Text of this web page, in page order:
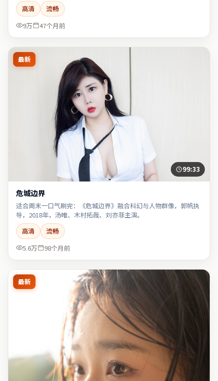
高清
流畅
9万
47个月前
最新
99:33
危城边界
适合周末一口气刷完：《危城边界》融合科幻与人物群像，郭帆执
导，2018年，汤唯、木村拓哉、刘亦菲主演。
高清
流畅
5.6万
98个月前
最新